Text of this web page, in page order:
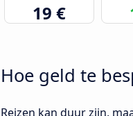
19 €
Hoe geld te
Reizen kan duur zijn,